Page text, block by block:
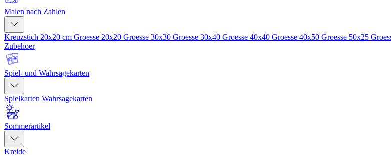
Malen nach Zahlen
Kreuzstich 20x20 cm Groesse 20x20 Groesse 30x30 Groesse 30x40 Groesse 40x40 Groesse 40x50 Groesse 50x25
Zubehoer
Spiel- und Wahrsagekarten
Spielkarten Wahrsagekarten
Sommerartikel
Kreide